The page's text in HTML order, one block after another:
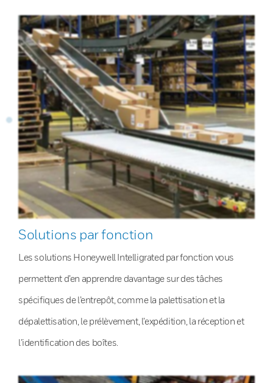
Solutions par fonction
Les solutions Honeywell Intelligrated par fonction vous
permettent d’en apprendre davantage sur des tâches
spécifiques de l’entrepôt, comme la palettisation et la
dépalettisation, le prélèvement, l’expédition, la réception et
l’identification des boîtes.